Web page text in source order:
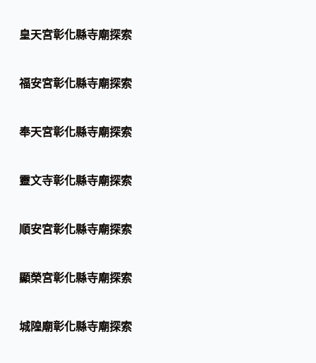
皇天宮彰化縣寺廟探索
福安宮彰化縣寺廟探索
奉天宮彰化縣寺廟探索
靈文寺彰化縣寺廟探索
順安宮彰化縣寺廟探索
顯榮宮彰化縣寺廟探索
城隍廟彰化縣寺廟探索